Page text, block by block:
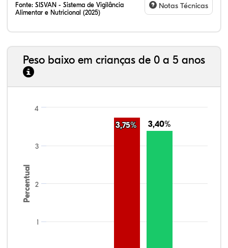
Fonte: SISVAN - Sistema de Vigilância
Alimentar e Nutricional (2025)
Notas Técnicas
Peso baixo em crianças de 0 a 5 anos
Percentual
3,75%
3,75% 3,40%
3,40%
1
2
3
4